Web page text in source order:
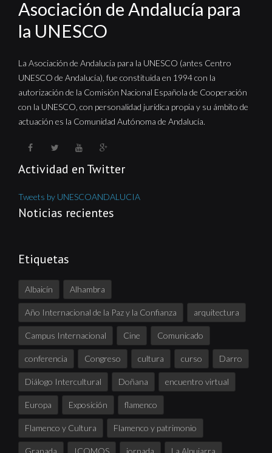
Asociación de Andalucía para
la UNESCO
La Asociación de Andalucía para la UNESCO (antes Centro
UNESCO de Andalucía), fue constituida en 1994 con la
autorización de la Comisión Nacional Española de Cooperación
con la UNESCO, con personalidad jurídica propia y su ámbito de
actuación es la Comunidad Autónoma de Andalucía.
Actividad en Twitter
Tweets by UNESCOANDALUCIA
Noticias recientes
Etiquetas
Albaicín Alhambra
Año Internacional de la Paz y la Confianza arquitectura
Campus Internacional Cine Comunicado
conferencia Congreso cultura curso Darro
Diálogo Intercultural Doñana encuentro virtual
Europa Exposición flamenco
Flamenco y Cultura Flamenco y patrimonio
Granada ICOMOS jornada La Alpujarra